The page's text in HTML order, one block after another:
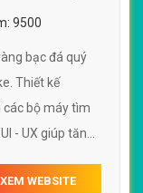
9500
bạc đá quý
Thiết kế
bộ máy tìm
- UX giúp tăng
XEM WEBSITE